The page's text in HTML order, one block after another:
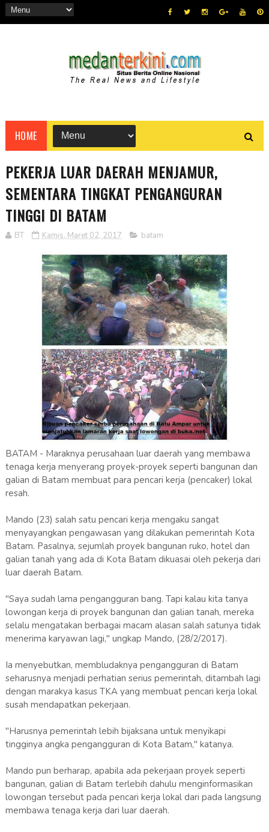
HOME
PEKERJA LUAR DAERAH MENJAMUR,
SEMENTARA TINGKAT PENGANGURAN
TINGGI DI BATAM
BT Kamis, Maret 02, 2017 batam
BATAM - Maraknya perusahaan luar daerah yang membawa
tenaga kerja menyerang proyek-proyek seperti bangunan dan
galian di Batam membuat para pencari kerja (pencaker) lokal
resah.
Mando (23) salah satu pencari kerja mengaku sangat
menyayangkan pengawasan yang dilakukan pemerintah Kota
Batam. Pasalnya, sejumlah proyek bangunan ruko, hotel dan
galian tanah yang ada di Kota Batam dikuasai oleh pekerja dari
luar daerah Batam.
"Saya sudah lama pengangguran bang. Tapi kalau kita tanya
lowongan kerja di proyek bangunan dan galian tanah, mereka
selalu mengatakan berbagai macam alasan salah satunya tidak
menerima karyawan lagi," ungkap Mando, (28/2/2017).
Ia menyebutkan, membludaknya pengangguran di Batam
seharusnya menjadi perhatian serius pemerintah, ditambah lagi
dengan marakya kasus TKA yang membuat pencari kerja lokal
susah mendapatkan pekerjaan.
"Harusnya pemerintah lebih bijaksana untuk menyikapi
tingginya angka pengangguran di Kota Batam," katanya.
Mando pun berharap, apabila ada pekerjaan proyek seperti
bangunan, galian di Batam terlebih dahulu menginformasikan
lowongan tersebut pada pencari kerja lokal dari pada langsung
membawa tenaga kerja dari luar daerah.